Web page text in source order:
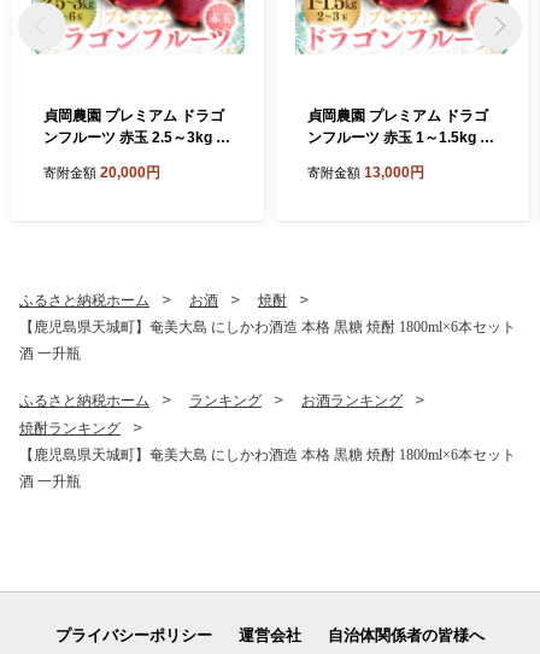
貞岡農園 プレミアム ドラゴ
ンフルーツ 赤玉 2.5～3kg ( 4
赤 トロピカルフルーツ フル
寄附金額 20,000円
貞岡農園 プレミアム ドラゴ
ンフルーツ 赤玉 1～1.5kg ( 2
赤 トロピカルフルーツ フル
寄附金額 13,000円
ふるさと納税ホーム お酒
焼酎
【鹿児島県天城町】奄美大島 にしかわ酒造 本格 黒糖 焼酎 1800ml×6本セット
酒 一升瓶
ふるさと納税ホーム ランキング
お酒ランキング
焼酎ランキング
【鹿児島県天城町】奄美大島 にしかわ酒造 本格 黒糖 焼酎 1800ml×6本セット
酒 一升瓶
プライバシーポリシー 運営会社 自治体関係者の皆様へ